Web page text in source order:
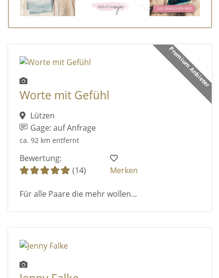
Premium Anbieter
Worte mit Gefühl
Lützen
Gage: auf Anfrage
ca. 92 km entfernt
Bewertung:
(14)
Merken
Für alle Paare die mehr wollen...